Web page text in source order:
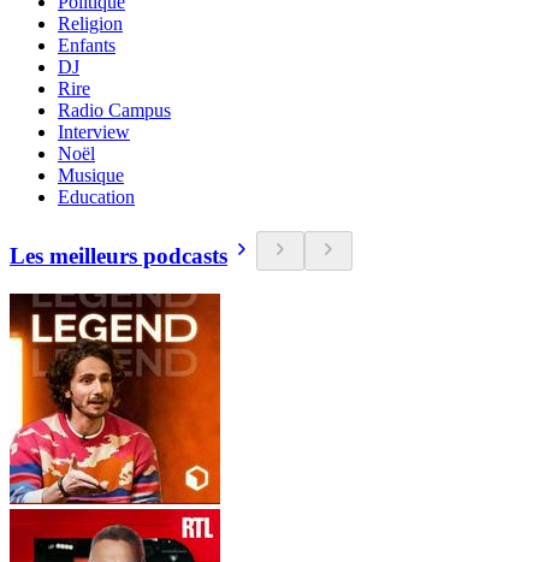
Religion
Enfants
DJ
Rire
Radio Campus
Interview
Noël
Musique
Education
Les meilleurs podcasts